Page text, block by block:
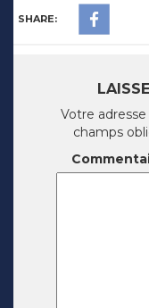
SHARE:
Votre
champs